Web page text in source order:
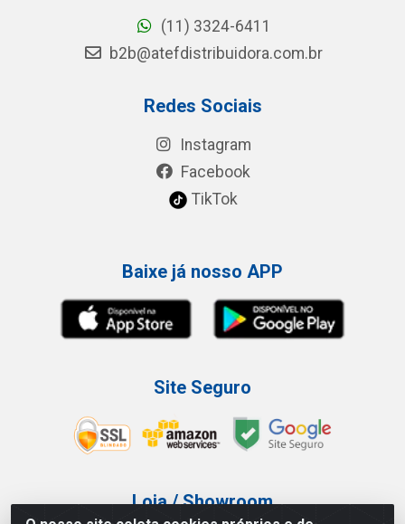
(11) 3324-6411
b2b@atefdistribuidora.com.br
Redes Sociais
Instagram
Facebook
TikTok
Baixe já nosso APP
Site Seguro
Loja / Showroom